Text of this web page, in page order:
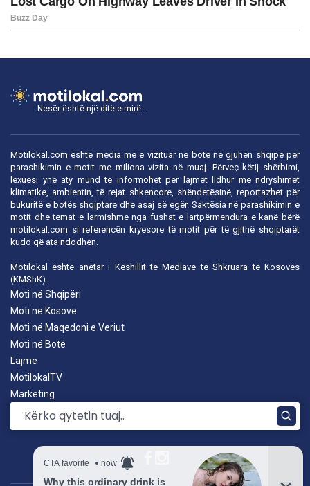
Nesër është një ditë e mirë...
Motilokal.com është media më e vizituar në botë në gjuhën shqipe për
parashikimin e motit me miliona vizita në muaj. Përveç këtij shërbimi,
lexuesi ynë aty mund të informohet për lajmet lidhur me ndryshimet
klimatike, ambientin, të rejat shkencore, shëndetësinë, reportazhet për
bukuritë e botës shqiptare dhe asaj së egër. Saktësia në parashikimin e
motit dhe temat e larmishme nga fushat e lartpërmendura e kanë bërë
motilokal.com si referencën kryesore të motit për të gjithë shqiptarët
kudo që ata ndodhen.
Motilokal është anëtar i Këshillit të Mediave të Shkruara të Kosovës
(KMShK).
Moti në Shqipëri
Moti në Kosovë
Moti në Maqedoni e Veriut
Moti në Botë
Lajme
MotilokalTV
Marketing